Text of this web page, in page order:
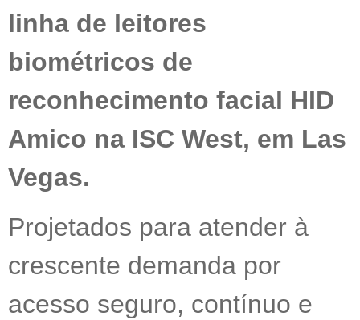
linha de leitores
biométricos de
reconhecimento facial HID
Amico na ISC West, em Las
Vegas.
Projetados para atender à
crescente demanda por
acesso seguro, contínuo e